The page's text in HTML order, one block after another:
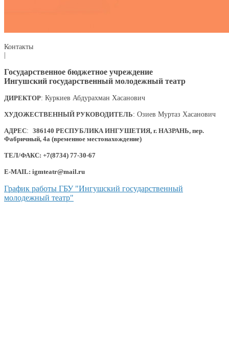
Контакты
Государственное бюджетное учреждение
Ингушский государственный молодежный театр
ДИРЕКТОР: Куркиев Абдурахман Хасанович
ХУДОЖЕСТВЕННЫЙ РУКОВОДИТЕЛЬ: Озиев Муртаз Хасанович
АДРЕС: 386140 РЕСПУБЛИКА ИНГУШЕТИЯ, г. НАЗРАНЬ, пер.
Фабричный, 4а (временное местонахождение)
ТЕЛ/ФАКС: +7(8734) 77-30-67
E-MAIL: igmteatr@mail.ru
График работы ГБУ "Ингушский государственный
молодежный театр"